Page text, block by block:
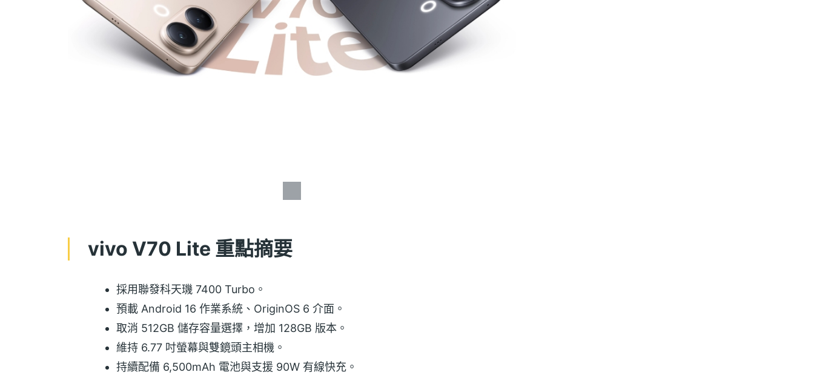
vivo V70 Lite 重點摘要
採用聯發科天璣 7400 Turbo。
預載 Android 16 作業系統、OriginOS 6 介面。
取消 512GB 儲存容量選擇，增加 128GB 版本。
維持 6.77 吋螢幕與雙鏡頭主相機。
持續配備 6,500mAh 電池與支援 90W 有線快充。